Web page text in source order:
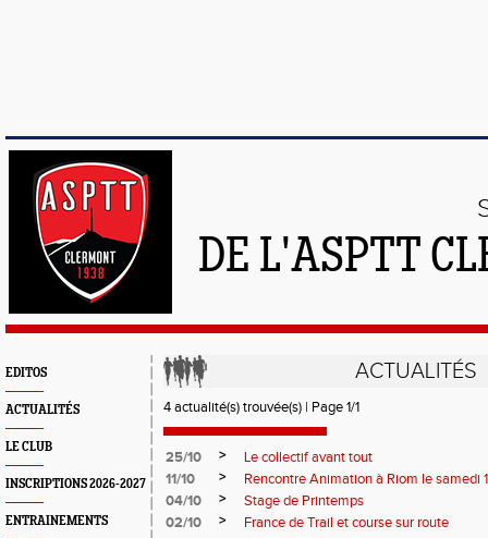
DE L'ASPTT
EDITOS
ACTUALITÉS
LE CLUB
INSCRIPTIONS 2026-2027
ENTRAINEMENTS
ACTUALITÉS
4 actualité(s) trouvée(s) | Page 1/1
25/10 >
Le collectif avant tout
11/10
>
Rencontre Animation à Riom le samedi
04/10
>
Stage de Printemps
02/10
> France de Trail et course sur route